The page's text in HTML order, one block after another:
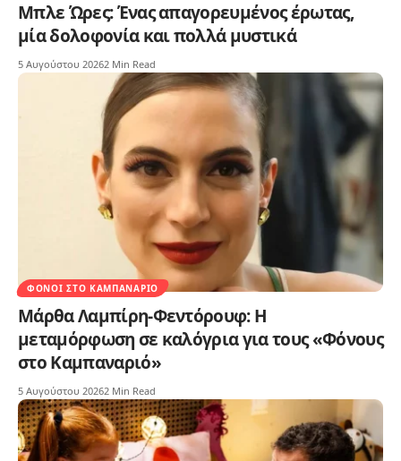
Μπλε Ώρες: Ένας απαγορευμένος έρωτας,
μία δολοφονία και πολλά μυστικά
5 Αυγούστου 20262 Min Read
ΦΌΝΟΙ ΣΤΟ ΚΑΜΠΑΝΑΡΙΌ
Μάρθα Λαμπίρη-Φεντόρουφ: Η
μεταμόρφωση σε καλόγρια για τους «Φόνους
στο Καμπαναριό»
5 Αυγούστου 20262 Min Read